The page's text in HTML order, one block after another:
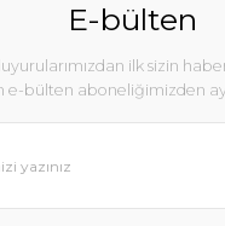
E-bülten
ilk sizin
e-bülten aboneliğimizden